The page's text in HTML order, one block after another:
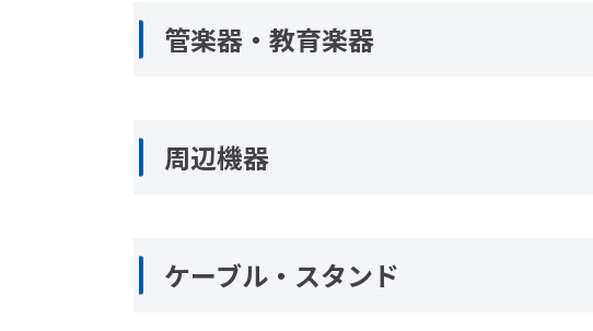
管楽器・教育楽器
周辺機器
ケーブル・スタンド